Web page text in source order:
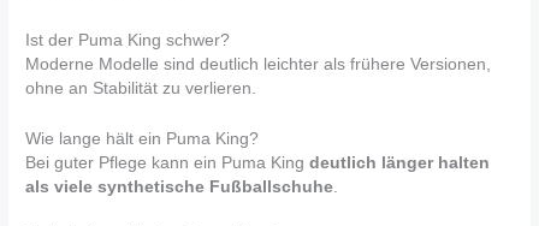
Ist der Puma King schwer?
Moderne Modelle sind deutlich leichter als frühere Versionen,
ohne an Stabilität zu verlieren.
Wie lange hält ein Puma King?
Bei guter Pflege kann ein Puma Kingdeutlich länger halten
als viele synthetische Fußballschuhe